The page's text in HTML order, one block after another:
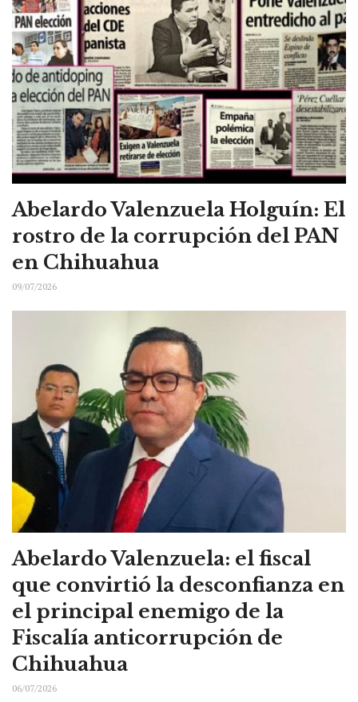
Abelardo Valenzuela Holguín: El
rostro de la corrupción del PAN
en Chihuahua
09/07/2026
Abelardo Valenzuela: el fiscal
que convirtió la desconfianza en
el principal enemigo de la
Fiscalía anticorrupción de
Chihuahua
06/07/2026